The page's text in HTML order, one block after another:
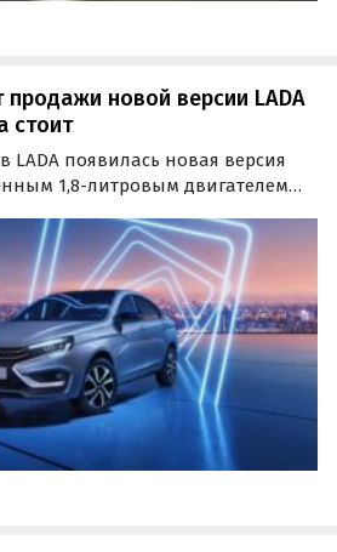
продажи новой версии LADA
стоит
LADA появилась новая версия
1,8-литровым двигателем
автопроизводителя.